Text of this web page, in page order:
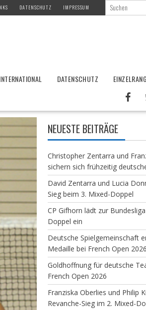
DATENSCHUTZ IMPRESSUM
INTERNATIONAL DATENSCHUTZ
NEUESTE BEITRÄGE
Christopher Zentarra und
sichern sich frühzeitig
David Zentarra und Lucia
Sieg beim 3. Mixed-Doppel
CP Gifhorn lädt zur
Doppel ein
Deutsche Spielgemeinschaft
Medaille bei French Open 2026
Goldhoffnung für deutsche
French Open 2026
Franziska Oberlies und Philip
Revanche-Sieg im 2. Mixed-